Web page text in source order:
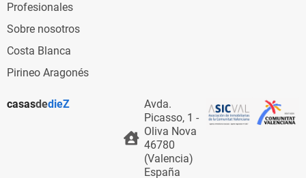
Profesionales
Sobre nosotros
Costa Blanca
Pirineo Aragonés
casasdedieZ
Avda.
Picasso, 1 -
Oliva Nova
46780
(Valencia)
España